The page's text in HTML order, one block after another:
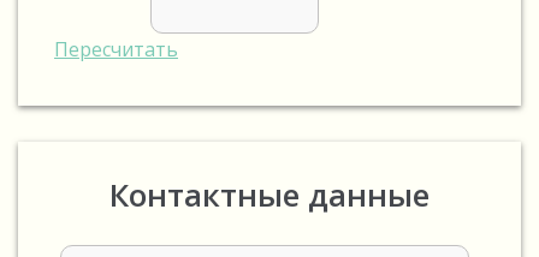
Пересчитать
Контактные данные